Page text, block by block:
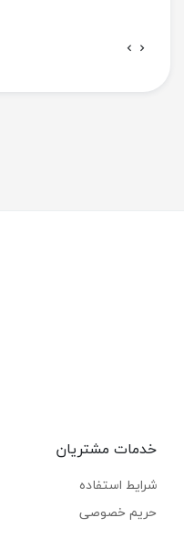
خدمات مشتریان
شرایط استفاده
حریم خصوصی